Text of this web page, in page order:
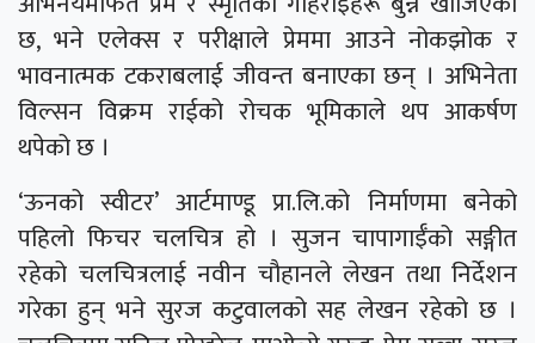
छ, भने एलेक्स र परीक्षाले प्रेममा आउने नोकझोक र
भावनात्मक टकराबलाई जीवन्त बनाएका छन् । अभिनेता
विल्सन विक्रम राईको रोचक भूमिकाले थप आकर्षण
थपेको छ ।
‘ऊनको स्वीटर’ आर्टमाण्डू प्रा.लि.को निर्माणमा बनेको
पहिलो फिचर चलचित्र हो । सुजन चापागाईँको सङ्गीत
रहेको चलचित्रलाई नवीन चौहानले लेखन तथा निर्देशन
गरेका हुन् भने सुरज कटुवालको सह लेखन रहेको छ ।